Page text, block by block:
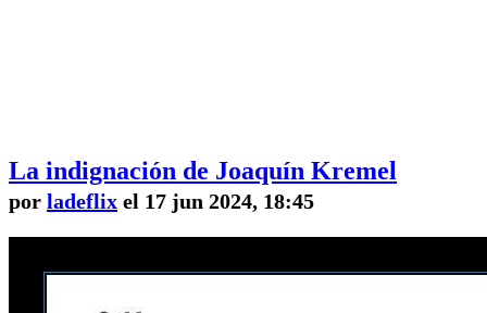
La indignación de Joaquín Kremel
por ladeflix el 17 jun 2024, 18:45